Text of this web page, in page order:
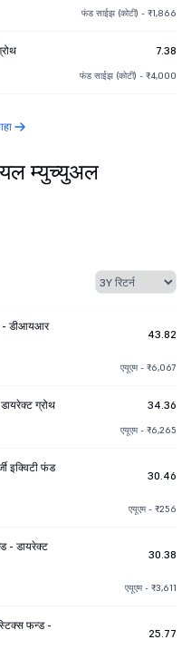
फंड साईझ (कोटी) - ₹1,866
7.38
फंड साईझ (कोटी) - ₹4,000
म्युच्युअल
- डीआयआर
43.82
एयूएम - ₹6,067
ग्रोथ 34.36
एयूएम - ₹6,265
इक्विटी फंड
30.46
एयूएम - ₹256
- डायरेक्ट
30.38
एयूएम - ₹3,611
फन्ड -
25.77